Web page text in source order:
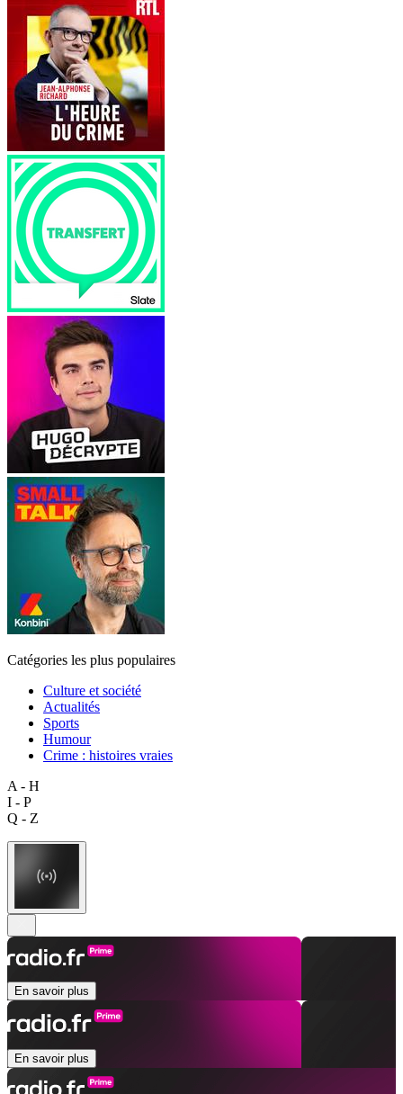
Catégories les plus populaires
Culture et société
Actualités
Sports
Humour
Crime : histoires vraies
A - H
I - P
Q - Z
En savoir plus
En savoir plus